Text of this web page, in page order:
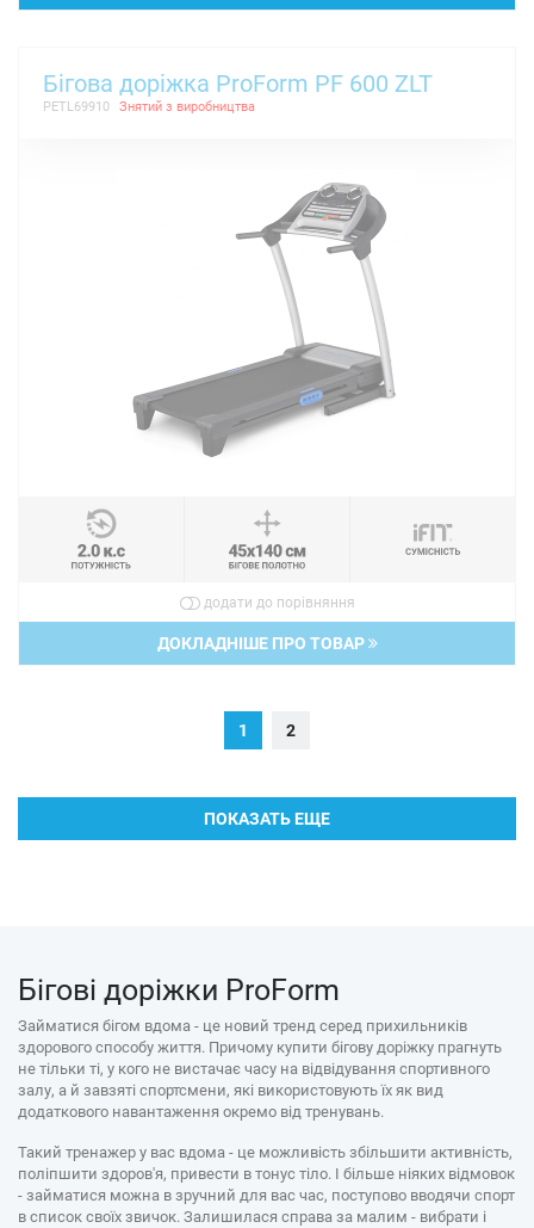
Бігова доріжка ProForm PF 600 ZLT
PETL69910 Знятий з виробництва
додати до порівняння
ДОКЛАДНІШЕ ПРО ТОВАР
1 2
ПОКАЗАТЬ ЕЩЕ
Бігові доріжки ProForm
Займатися бігом вдома - це новий тренд серед прихильників
здорового способу життя. Причому купити бігову доріжку прагнуть
не тільки ті, у кого не вистачає часу на відвідування спортивного
залу, а й завзяті спортсмени, які використовують їх як вид
додаткового навантаження окремо від тренувань.
Такий тренажер у вас вдома - це можливість збільшити активність,
поліпшити здоров'я, привести в тонус тіло. І більше ніяких відмовок
- займатися можна в зручний для вас час, поступово вводячи спорт
в список своїх звичок. Залишилася справа за малим - вибрати і